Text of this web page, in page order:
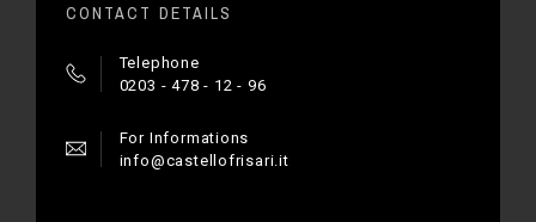
CONTACT DETAILS
Telephone
0203 - 478 - 12 - 96
For Informations
info@castellofrisari.it